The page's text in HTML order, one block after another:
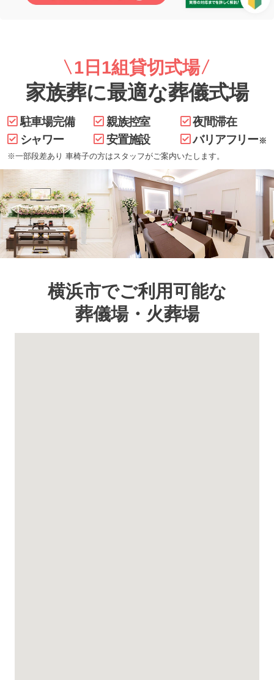
1日1組貸切式場
家族葬に最適な葬儀式場
駐車場完備 親族控室
夜間滞在
シャワー
安置施設 バリアフリー ※
※一部段差あり 車椅子の方はスタッフがご案内いたします。
横浜市でご利用可能な
葬儀場・火葬場